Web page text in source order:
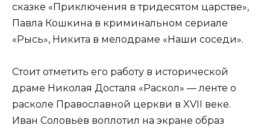
сказке «Приключения в тридесятом царстве»,
Павла Кошкина в криминальном сериале
«Рысь», Никита в мелодраме «Наши соседи».
Стоит отметить его работу в исторической
драме Николая Досталя «Раскол» — ленте о
расколе Православной церкви в XVII веке.
Иван Соловьёв воплотил на экране образ